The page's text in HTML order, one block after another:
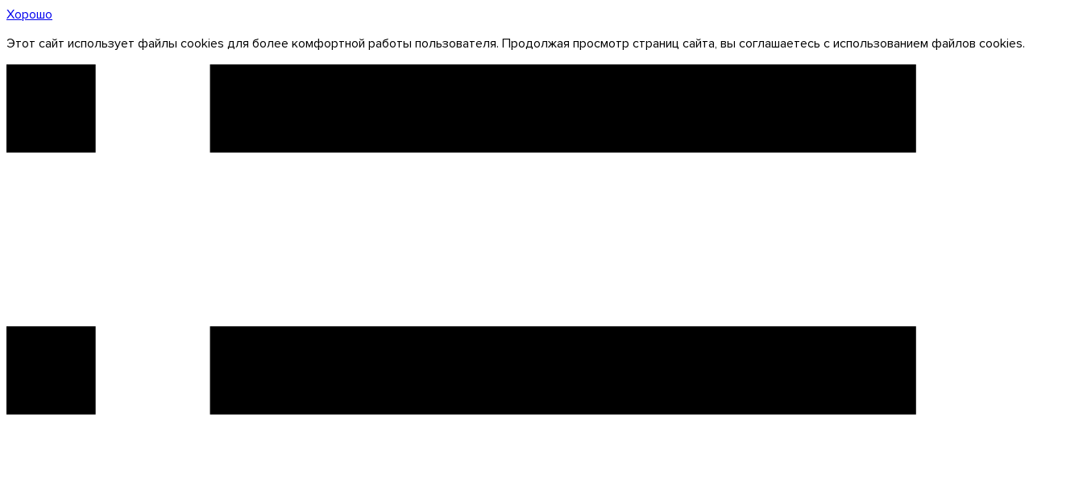
Хорошо
Этот сайт использует файлы cookies для более комфортной работы пользователя. Продолжая просмотр страниц сайта, вы соглашаетесь с использованием файлов cookies.